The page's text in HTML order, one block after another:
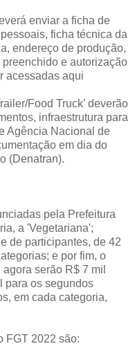
enviar a ficha de
ficha técnica da
endereço de produção,
e autorização
acessadas aqui
Food Truck’ deverão
infraestrutura para
Agência Nacional de
em dia do
(Denatran).
pela Prefeitura
a 'Vegetariana';
de participantes, de 42
e por fim, o
serão R$ 7 mil
para os segundos
em cada categoria,
FGT 2022 são: